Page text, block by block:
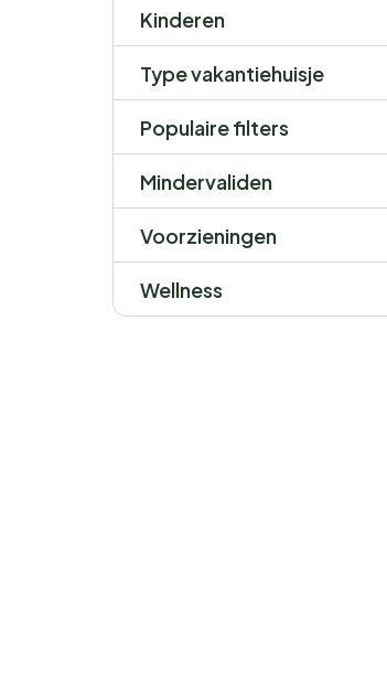
Kinderen
Type vakantiehuisje
Populaire filters
Mindervaliden
Voorzieningen
Wellness